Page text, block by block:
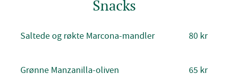
Snacks
Saltede og røkte Marcona-mandler 80 kr
Grønne Manzanilla-oliven 65 kr